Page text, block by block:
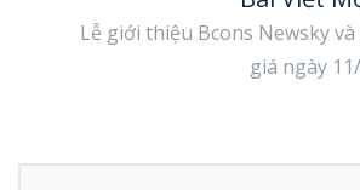
Lễ giới thiệu Bcons Newsky
giá ngày